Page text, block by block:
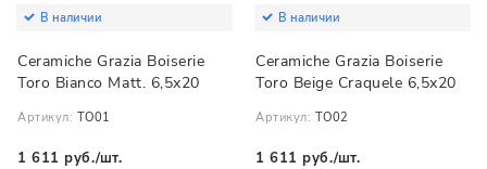
В наличии
Ceramiche Grazia Boiserie
Toro Bianco Matt. 6,5х20
Артикул: TO01
1 611 руб./шт.
В наличии
Ceramiche Grazia Boiserie
Toro Beige Craquele 6,5х20
Артикул: TO02
1 611 руб./шт.